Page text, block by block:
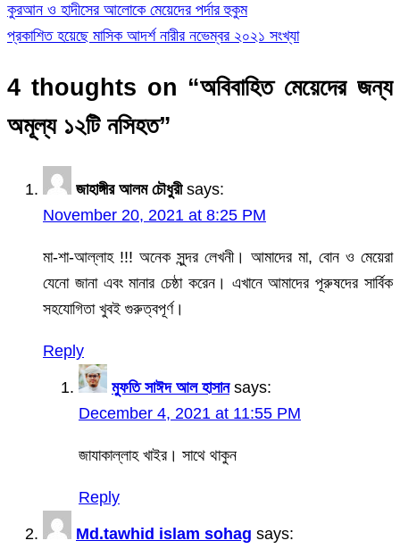
Post
navigation
কুরআন ও হাদীসের আলোকে মেয়েদের পর্দার হুকুম
প্রকাশিত হয়েছে মাসিক আদর্শ নারীর নভেম্বর ২০২১ সংখ্যা
4 thoughts on “অবিবাহিত মেয়েদের জন্য
অমূল্য ১২টি নসিহত”
জাহাঙ্গীর আলম চৌধুরী says:
November 20, 2021 at 8:25 PM
মা-শা-আল্লাহ !!! অনেক সুন্দর লেখনী। আমাদের মা, বোন ও মেয়েরা
যেনো জানা এবং মানার চেষ্ঠা করেন। এখানে আমাদের পূরুষদের সার্বিক
সহযোগিতা খুবই গুরুত্বপূর্ণ।
Reply
মুফতি সাঈদ আল হাসান says:
December 4, 2021 at 11:55 PM
জাযাকাল্লাহ খাইর। সাথে থাকুন
Reply
Md.tawhid islam sohag says: